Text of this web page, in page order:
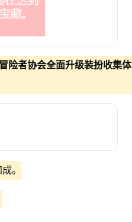
险者协会全面升级装扮收集体
。